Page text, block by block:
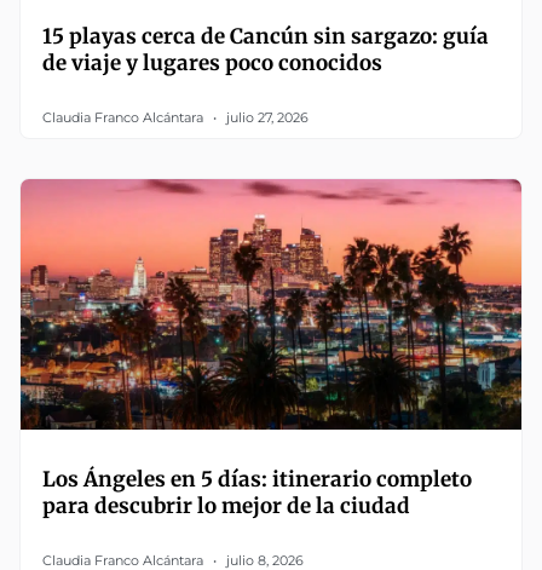
15 playas cerca de Cancún sin sargazo: guía
de viaje y lugares poco conocidos
Claudia Franco Alcántara julio 27, 2026
Los Ángeles en 5 días: itinerario completo
para descubrir lo mejor de la ciudad
Claudia Franco Alcántara julio 8, 2026